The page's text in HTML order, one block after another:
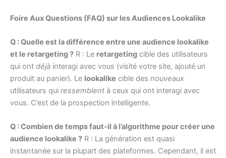
Foire Aux Questions (FAQ) sur les Audiences Lookalike
Q : Quelle est la différence entre une audience lookalike
et le retargeting ? R : Le retargeting cible des utilisateurs
qui ont déjà interagi avec vous (visité votre site, ajouté un
produit au panier). Le lookalike cible des nouveaux
utilisateurs qui ressemblent à ceux qui ont interagi avec
vous. C’est de la prospection intelligente.
Q : Combien de temps faut-il à l’algorithme pour créer une
audience lookalike ? R : La génération est quasi
instantanée sur la plupart des plateformes. Cependant, il est